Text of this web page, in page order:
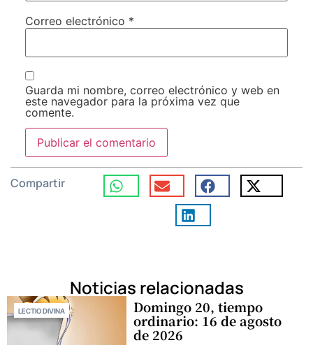
Correo electrónico *
Guarda mi nombre, correo electrónico y web en
este navegador para la próxima vez que
comente.
Compartir
Noticias relacionadas
LECTIO DIVINA Domingo 20, tiempo
ordinario: 16 de agosto
de 2026